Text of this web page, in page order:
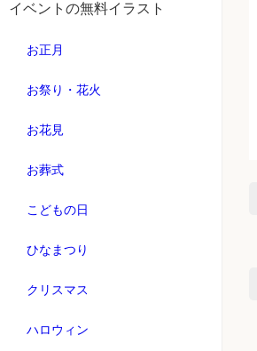
イベントの無料イラスト
お正月
お祭り・花火
お花見
お葬式
こどもの日
ひなまつり
クリスマス
ハロウィン